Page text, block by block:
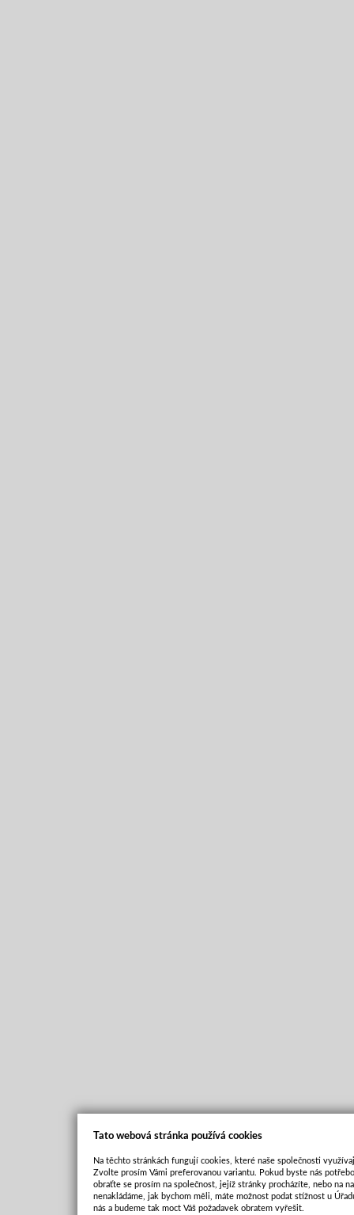
Tato webová stránka používá cookies
Na těchto stránkách fungují cookies, které naše společnosti
Zvolte prosím Vámi preferovanou variantu. Pokud byste nás
obraťte se prosím na společnost, jejíž stránky procházíte, nebo na
nenakládáme, jak bychom měli, máte možnost podat stížnost u
nás a budeme tak moct Váš požadavek obratem vyřešit.